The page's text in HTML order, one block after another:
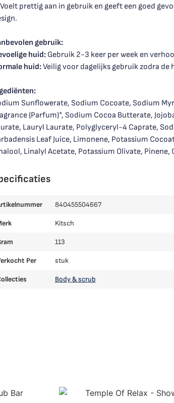
prettig aan in gebruik en geeft een goed
gebruik:
huid:Gebruik 2-3 keer per week en
huid:Veilig voor dagelijks gebruik zodra de
Sunflowerate, Sodium Cocoate, Sodium
(Parfum)*, Sodium Cocoa Butterate,
Lauryl Laurate, Polyglyceryl-4 Caprate,
Leaf Juice, Limonene, Potassium
Linalyl Acetate, Potassium Olivate, Pinene,
840455504667
Kitsch
113
Per stuk
Body & scrub